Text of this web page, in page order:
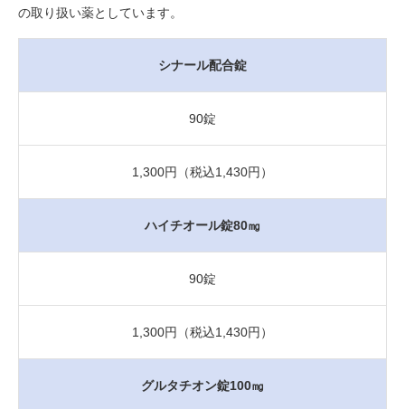
の取り扱い薬としています。
シナール配合錠
90錠
1,300円（税込1,430円）
ハイチオール錠80㎎
90錠
1,300円（税込1,430円）
グルタチオン錠100㎎